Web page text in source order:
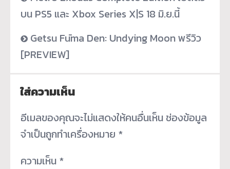
บน PS5 และ Xbox Series X|S 18 มิ.ย.นี้
Getsu Fūma Den: Undying Moon พรีวิว
[PREVIEW]
ใส่ความเห็น
อีเมลของคุณจะไม่แสดงให้คนอื่นเห็น ช่องข้อมูล
จำเป็นถูกทำเครื่องหมาย *
ความเห็น *